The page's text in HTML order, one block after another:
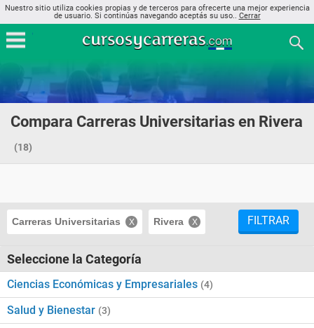
Nuestro sitio utiliza cookies propias y de terceros para ofrecerte una mejor experiencia
de usuario. Si continúas navegando aceptás su uso.. Cerrar
Compara Carreras Universitarias en Rivera
(18)
Carreras Universitarias Rivera FILTRAR
Seleccione la Categoría
Ciencias Económicas y Empresariales (4)
Salud y Bienestar (3)